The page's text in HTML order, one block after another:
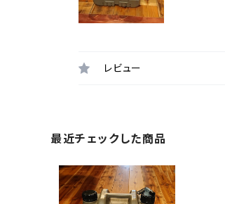
レビュー
最近チェックした商品